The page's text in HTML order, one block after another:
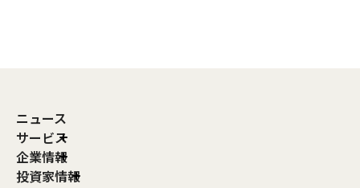
ニュース
サービス
企業情報
投資家情報